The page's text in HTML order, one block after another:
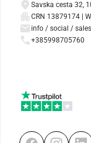
Savska cesta 32,
CRN 13879174 |
info / social /
+385998705760